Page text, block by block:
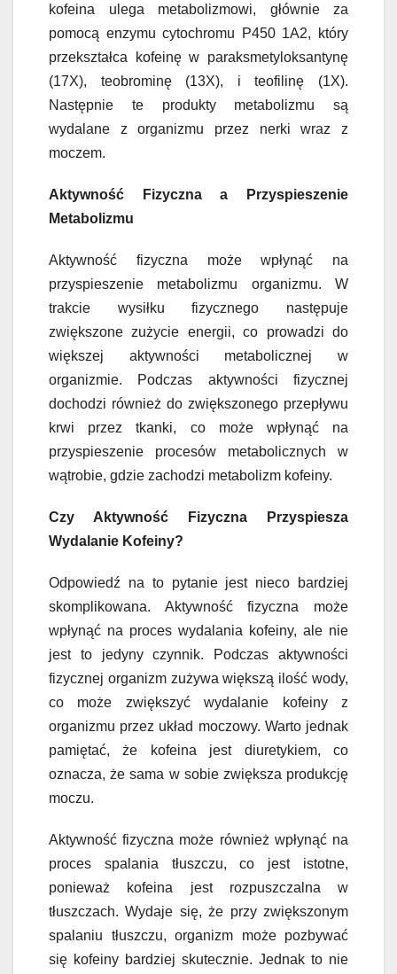
kofeina ulega metabolizmowi, głównie za
pomocą enzymu cytochromu P450 1A2, który
przekształca kofeinę w paraksmetyloksantynę
(17X), teobrominę (13X), i teofilinę (1X).
Następnie te produkty metabolizmu są
wydalane z organizmu przez nerki wraz z
moczem.
Aktywność Fizyczna a Przyspieszenie
Metabolizmu
Aktywność fizyczna może wpłynąć na
przyspieszenie metabolizmu organizmu. W
trakcie wysiłku fizycznego następuje
zwiększone zużycie energii, co prowadzi do
większej aktywności metabolicznej w
organizmie. Podczas aktywności fizycznej
dochodzi również do zwiększonego przepływu
krwi przez tkanki, co może wpłynąć na
przyspieszenie procesów metabolicznych w
wątrobie, gdzie zachodzi metabolizm kofeiny.
Czy Aktywność Fizyczna Przyspiesza
Wydalanie Kofeiny?
Odpowiedź na to pytanie jest nieco bardziej
skomplikowana. Aktywność fizyczna może
wpłynąć na proces wydalania kofeiny, ale nie
jest to jedyny czynnik. Podczas aktywności
fizycznej organizm zużywa większą ilość wody,
co może zwiększyć wydalanie kofeiny z
organizmu przez układ moczowy. Warto jednak
pamiętać, że kofeina jest diuretykiem, co
oznacza, że sama w sobie zwiększa produkcję
moczu.
Aktywność fizyczna może również wpłynąć na
proces spalania tłuszczu, co jest istotne,
ponieważ kofeina jest rozpuszczalna w
tłuszczach. Wydaje się, że przy zwiększonym
spalaniu tłuszczu, organizm może pozbywać
się kofeiny bardziej skutecznie. Jednak to nie